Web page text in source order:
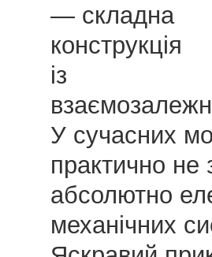
— складна
конструкція
із
У сучасних
практично
абсолютно
механічних